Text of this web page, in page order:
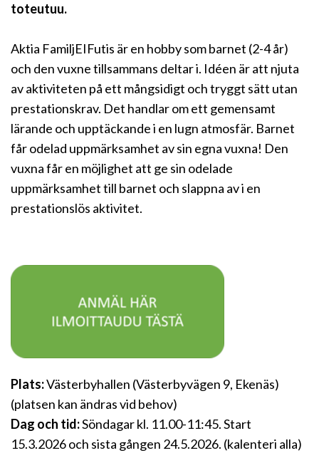
toteutuu.
Aktia FamiljEIFutis är en hobby som barnet (2-4 år)
och den vuxne tillsammans deltar i. Idéen är att njuta
av aktiviteten på ett mångsidigt och tryggt sätt utan
prestationskrav. Det handlar om ett gemensamt
lärande och upptäckande i en lugn atmosfär. Barnet
får odelad uppmärksamhet av sin egna vuxna! Den
vuxna får en möjlighet att ge sin odelade
uppmärksamhet till barnet och slappna av i en
prestationslös aktivitet.
Plats:Västerbyhallen (Västerbyvägen 9, Ekenäs)
(platsen kan ändras vid behov)
Dag och tid:Söndagar kl. 11.00-11:45. Start
15.3.2026 och sista gången 24.5.2026. (kalenteri alla)